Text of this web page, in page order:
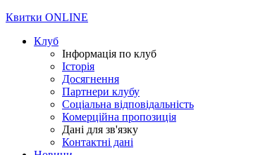
Квитки ONLINE
Клуб
Інформація по клуб
Історія
Досягнення
Партнери клубу
Соціальна відповідальність
Комерційна пропозиція
Дані для зв'язку
Контактні дані